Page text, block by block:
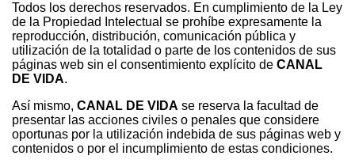
Todos los derechos reservados. En cumplimiento de la Ley
de la Propiedad Intelectual se prohíbe expresamente la
reproducción, distribución, comunicación pública y
utilización de la totalidad o parte de los contenidos de sus
páginas web sin el consentimiento explícito de CANAL
DE VIDA.
Así mismo, CANAL DE VIDA se reserva la facultad de
presentar las acciones civiles o penales que considere
oportunas por la utilización indebida de sus páginas web y
contenidos o por el incumplimiento de estas condiciones.